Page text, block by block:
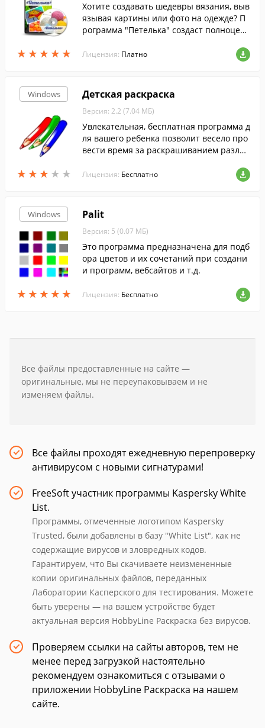
★ ★ ★ ★ ★
★ ★ ★ ★ ★
Хотите создавать шедевры вязания, выв
язывая картины или фото на одежде? П
рограмма "Петелька" создаст полноцен
изображения! Попробуйте пробную вер
Лицензия: Платно
Windows
★ ★ ★ ★ ★
★ ★ ★ ★ ★
Детская раскраска
Версия: 2.2 (7.04 МБ)
Увлекательная, бесплатная программа д
ля вашего ребенка позволит весело про
вести время за раскрашиванием различ
раскрашивать, то эта программа придет
Лицензия: Бесплатно
Windows
★ ★ ★ ★ ★
★ ★ ★ ★ ★
Palit
Версия: 5 (0.07 МБ)
Это программа предназначена для подб
ора цветов и их сочетаний при создани
и программ, вебсайтов и т.д.
Лицензия: Бесплатно
Все файлы предоставленные на сайте —
оригинальные, мы не переупаковываем и не
изменяем файлы.
Все файлы проходят ежедневную перепроверку
антивирусом с новыми сигнатурами!
FreeSoft участник программы Kaspersky White
List.
Программы, отмеченные логотипом Kaspersky
Trusted, были добавлены в базу "White List", как не
содержащие вирусов и зловредных кодов.
Гарантируем, что Вы скачиваете неизмененные
копии оригинальных файлов, переданных
Лаборатории Касперского для тестирования. Можете
быть уверены — на вашем устройстве будет
актуальная версия HobbyLine Раскраска без вирусов.
Проверяем ссылки на сайты авторов, тем не
менее перед загрузкой настоятельно
рекомендуем ознакомиться с отзывами о
приложении HobbyLine Раскраска на нашем
сайте.